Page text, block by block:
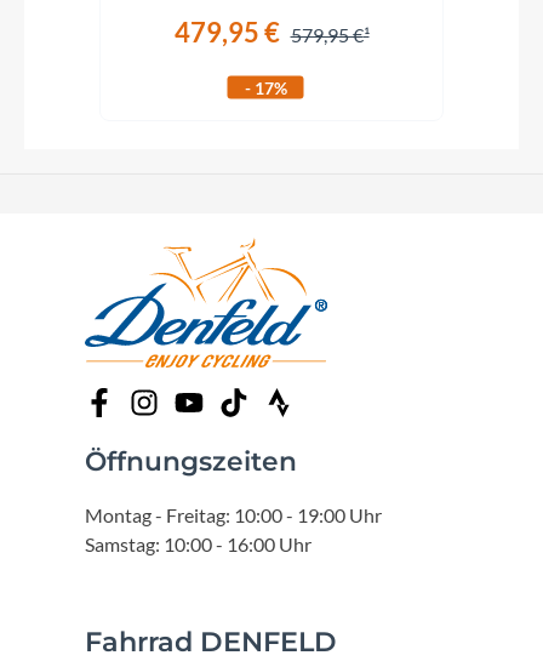
479,95 € 579,95 €
- 17%
Öffnungszeiten
Montag - Freitag: 10:00 - 19:00 Uhr
Samstag: 10:00 - 16:00 Uhr
Fahrrad DENFELD